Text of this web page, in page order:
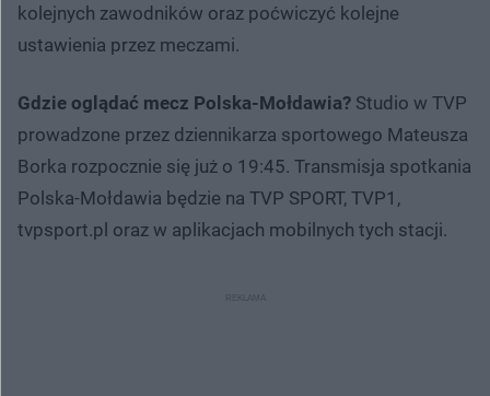
kolejnych zawodników oraz poćwiczyć kolejne
ustawienia przez meczami.
Gdzie oglądać mecz Polska-Mołdawia? Studio w TVP
prowadzone przez dziennikarza sportowego Mateusza
Borka rozpocznie się już o 19:45. Transmisja spotkania
Polska-Mołdawia będzie na TVP SPORT, TVP1,
tvpsport.pl oraz w aplikacjach mobilnych tych stacji.